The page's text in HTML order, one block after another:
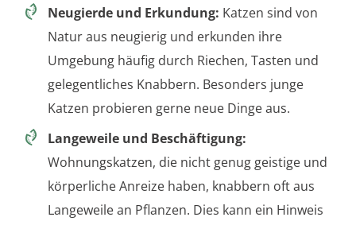
Neugierde und Erkundung: Katzen sind von
Natur aus neugierig und erkunden ihre
Umgebung häufig durch Riechen, Tasten und
gelegentliches Knabbern. Besonders junge
Katzen probieren gerne neue Dinge aus.
Langeweile und Beschäftigung:
Wohnungskatzen, die nicht genug geistige und
körperliche Anreize haben, knabbern oft aus
Langeweile an Pflanzen. Dies kann ein Hinweis